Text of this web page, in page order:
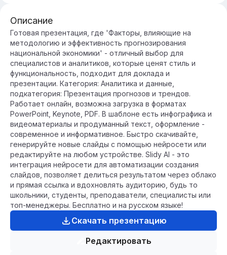
Описание
Готовая презентация, где 'Факторы, влияющие на
методологию и эффективность прогнозирования
национальной экономики' - отличный выбор для
специалистов и аналитиков, которые ценят стиль и
функциональность, подходит для доклада и
презентации. Категория: Аналитика и данные,
подкатегория: Презентация прогнозов и трендов.
Работает онлайн, возможна загрузка в форматах
PowerPoint, Keynote, PDF. В шаблоне есть инфографика и
видеоматериалы и продуманный текст, оформление -
современное и информативное. Быстро скачивайте,
генерируйте новые слайды с помощью нейросети или
редактируйте на любом устройстве. Slidy AI - это
интеграция нейросети для автоматизации создания
слайдов, позволяет делиться результатом через облако
и прямая ссылка и вдохновлять аудиторию, будь то
школьники, студенты, преподаватели, специалисты или
топ-менеджеры. Бесплатно и на русском языке!
Скачать презентацию
Редактировать